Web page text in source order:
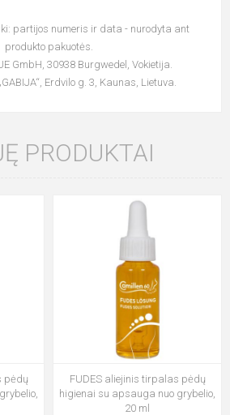
partijos numeris ir data - nurodyta ant
produkto pakuotės.
GmbH, 30938 Burgwedel, Vokietija.
Erdvilo g. 3, Kaunas, Lietuva.
PRODUKTAI
pėdų
FUDES aliejinis tirpalas pėdų
higienai su apsauga nuo grybelio,
20 ml